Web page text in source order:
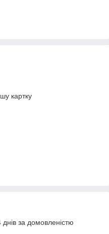
картку
за домовленістю